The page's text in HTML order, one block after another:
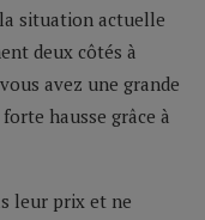
situation actuelle
deux côtés à
avez une grande
hausse grâce à
leur prix et ne